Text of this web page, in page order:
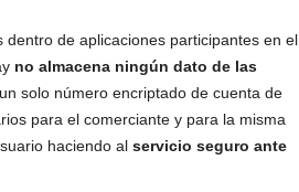
de aplicaciones participantes en el
no almacena ningún dato de las
solo número encriptado de cuenta de
para el comerciante y para la misma
haciendo al servicio seguro ante